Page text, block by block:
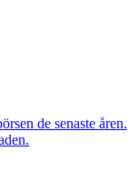
de senaste åren.